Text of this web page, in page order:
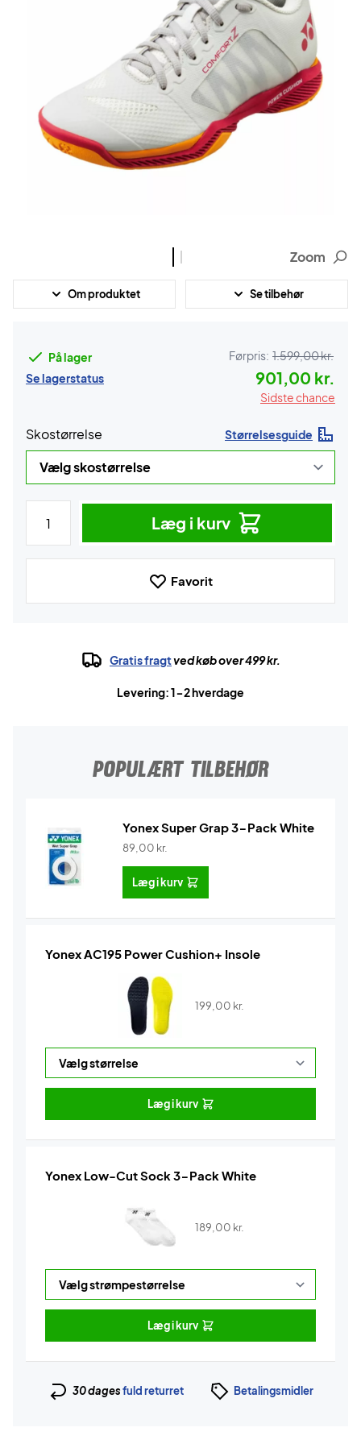
Zoom
Om produktet Se tilbehør
På lager
Se lagerstatus
Førpris: 1.599,00 kr.
901,00 kr.
Sidste chance
Skostørrelse Størrelsesguide
Læg i kurv
Favorit
Gratis fragtved køb over 499 kr.
Levering: 1-2 hverdage
POPULÆRT TILBEHØR
Yonex Super Grap 3-Pack White
89,00 kr.
Læg i kurv
Yonex AC195 Power Cushion+ Insole
199,00 kr.
Læg i kurv
Yonex Low-Cut Sock 3-Pack White
189,00 kr.
Læg i kurv
30 dagesfuld returret Betalingsmidler